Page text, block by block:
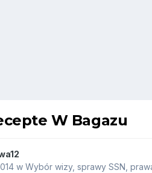
W Bagazu
w Wybór wizy, sprawy SSN,